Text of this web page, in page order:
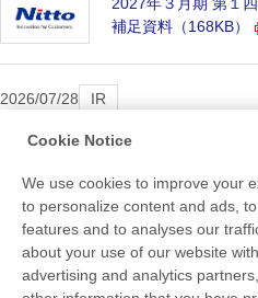
2027年３月期 第１
補足資料 （168KB）
2026/07/28 IR
2027年３月期 第１
ニュース一覧へ
Cookie Notice
We use cookies to improve your
to personalize content and ads,
features and to analyses our
about your use of our website
advertising and analytics